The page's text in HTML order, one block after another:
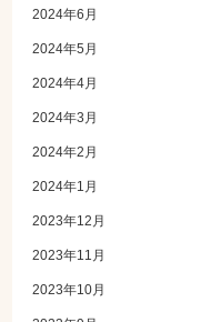
2024年6月
2024年5月
2024年4月
2024年3月
2024年2月
2024年1月
2023年12月
2023年11月
2023年10月